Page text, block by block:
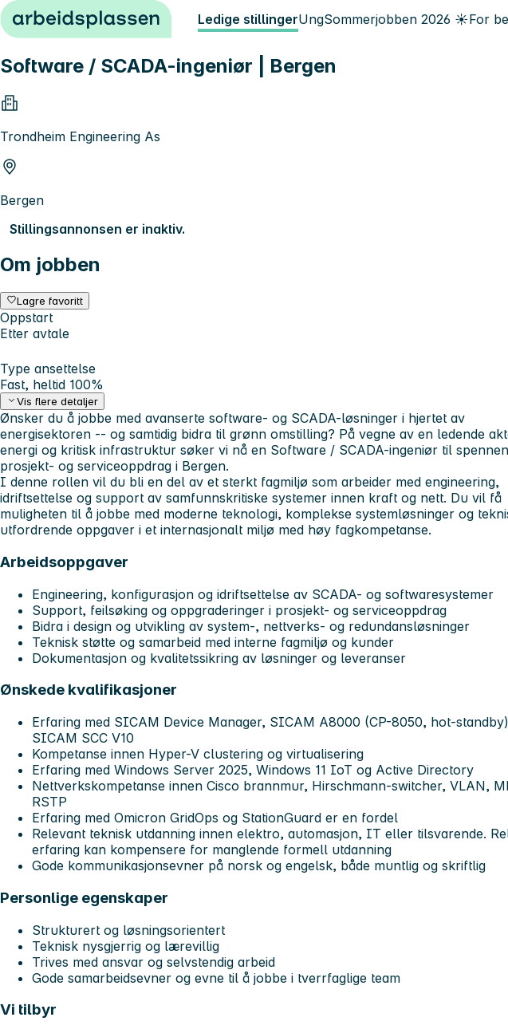
Hopp til innhold Ledige stillingerUngSommerjobben 2026 ☀️For
Software / SCADA-ingeniør | Bergen
Trondheim Engineering As
Bergen
Stillingsannonsen er inaktiv.
Om jobben
Lagre favoritt
Oppstart
Etter avtale
Type ansettelse
Fast, heltid 100%
Vis flere detaljer
Ønsker du å jobbe med avanserte software- og SCADA-løsninger i hjertet av
energisektoren -- og samtidig bidra til grønn omstilling? På vegne av en ledende
energi og kritisk infrastruktur søker vi nå en Software / SCADA-ingeniør til
prosjekt- og serviceoppdrag i Bergen.
I denne rollen vil du bli en del av et sterkt fagmiljø som arbeider med engineering,
idriftsettelse og support av samfunnskritiske systemer innen kraft og nett. Du vil få
muligheten til å jobbe med moderne teknologi, komplekse systemløsninger og
utfordrende oppgaver i et internasjonalt miljø med høy fagkompetanse.
Arbeidsoppgaver
Engineering, konfigurasjon og idriftsettelse av SCADA- og softwaresystemer
Support, feilsøking og oppgraderinger i prosjekt- og serviceoppdrag
Bidra i design og utvikling av system-, nettverks- og redundansløsninger
Teknisk støtte og samarbeid med interne fagmiljø og kunder
Dokumentasjon og kvalitetssikring av løsninger og leveranser
Ønskede kvalifikasjoner
Erfaring med SICAM Device Manager, SICAM A8000 (CP-8050, hot-
SICAM SCC V10
Kompetanse innen Hyper-V clustering og virtualisering
Erfaring med Windows Server 2025, Windows 11 IoT og Active Directory
Nettverkskompetanse innen Cisco brannmur, Hirschmann-switcher, VLAN,
RSTP
Erfaring med Omicron GridOps og StationGuard er en fordel
Relevant teknisk utdanning innen elektro, automasjon, IT eller tilsvarende.
erfaring kan kompensere for manglende formell utdanning
Gode kommunikasjonsevner på norsk og engelsk, både muntlig og skriftlig
Personlige egenskaper
Strukturert og løsningsorientert
Teknisk nysgjerrig og lærevillig
Trives med ansvar og selvstendig arbeid
Gode samarbeidsevner og evne til å jobbe i tverrfaglige team
Vi tilbyr